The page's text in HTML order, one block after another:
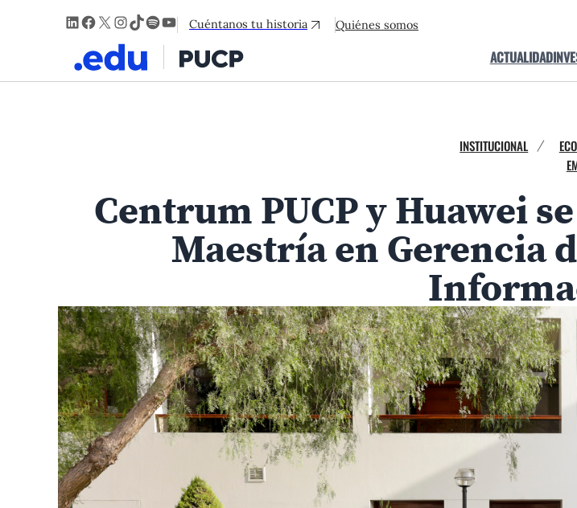
LinkedIn
Facebook
X Instagram
TikTok
Spotify
YouTube
Cuéntanos tu historia Quiénes somos
ACTUALIDAD
INSTITUCIONAL /
Centrum PUCP y Huawei
Maestría en Gerencia